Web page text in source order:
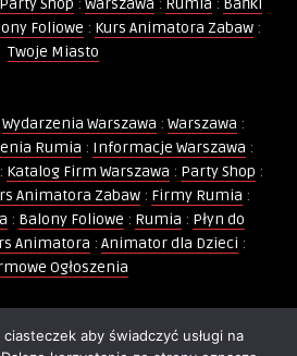
Party Shop : Warszawa : Rumia : Bańki
Foliowe : Kurs Animatora Zabaw:
Twoje Miasto
Wydarzenia Warszawa : Warszawa :
Rumia : Informacje Warszawa :
: Katalog Firm Warszawa : Party Shop :
Animatora Zabaw : Firmy Rumia :
: Balony Foliowe : Rumia : Płyn do
Animatora : Animator dla Dzieci :
Ogłoszenia
- Kopiowanie, powielanie i
aby świadczyć usługi na